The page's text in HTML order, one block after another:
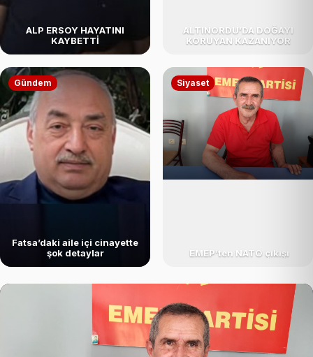
ALP ERSOY HAYATINI
KAYBETTİ
ALTINORDU’DA DOĞAYI
KORUYAN KAZANIYOR
Gündem
Fatsa’daki aile içi cinayette
şok detaylar
Siyaset
EMEP’ten NATO çıkışı